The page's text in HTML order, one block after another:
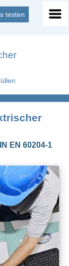
testen
EN 60204-1